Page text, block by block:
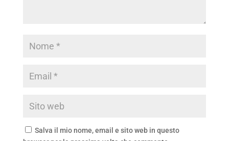
Salva il mio nome, email e sito web in questo